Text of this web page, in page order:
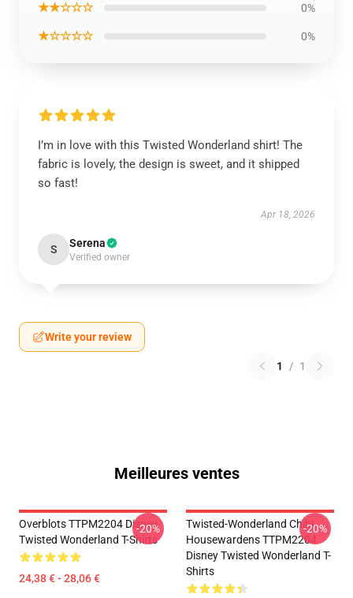
★★☆☆☆ 0%
★☆☆☆☆ 0%
I’m in love with this Twisted Wonderland shirt! The
fabric is lovely, the design is sweet, and it shipped
so fast!
Apr 18, 2026
S Serena
Verified owner
Write your review
1 / 1
Meilleures ventes
Overblots TTPM2204 Disney
Twisted Wonderland T-Shirts
24,38 € - 28,06 €
-20%
Twisted-Wonderland Chibi
Housewardens TTPM2204
Disney Twisted Wonderland T-
Shirts
-20%